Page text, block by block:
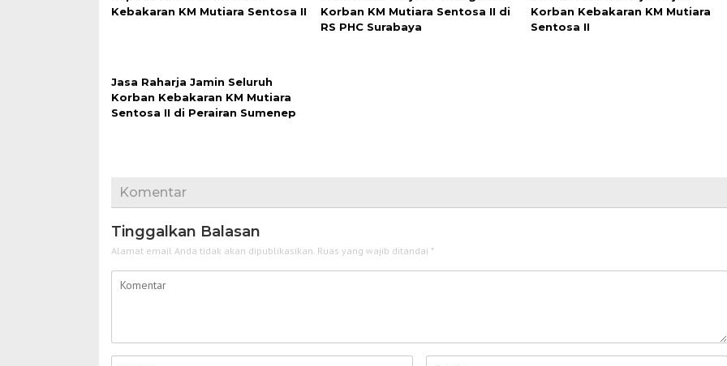
Kebakaran KM Mutiara Sentosa II
Korban KM Mutiara Sentosa II di
RS PHC Surabaya
Korban Kebakaran KM Mutiara
Sentosa II
Jasa Raharja Jamin Seluruh
Korban Kebakaran KM Mutiara
Sentosa II di Perairan Sumenep
Komentar
Tinggalkan Balasan
Alamat email Anda tidak akan dipublikasikan. Ruas yang wajib ditandai *